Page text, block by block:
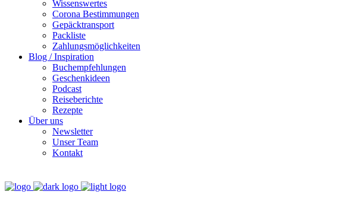
Wissenswertes
Corona Bestimmungen
Gepäcktransport
Packliste
Zahlungsmöglichkeiten
Blog / Inspiration
Buchempfehlungen
Geschenkideen
Podcast
Reiseberichte
Rezepte
Über uns
Newsletter
Unser Team
Kontakt